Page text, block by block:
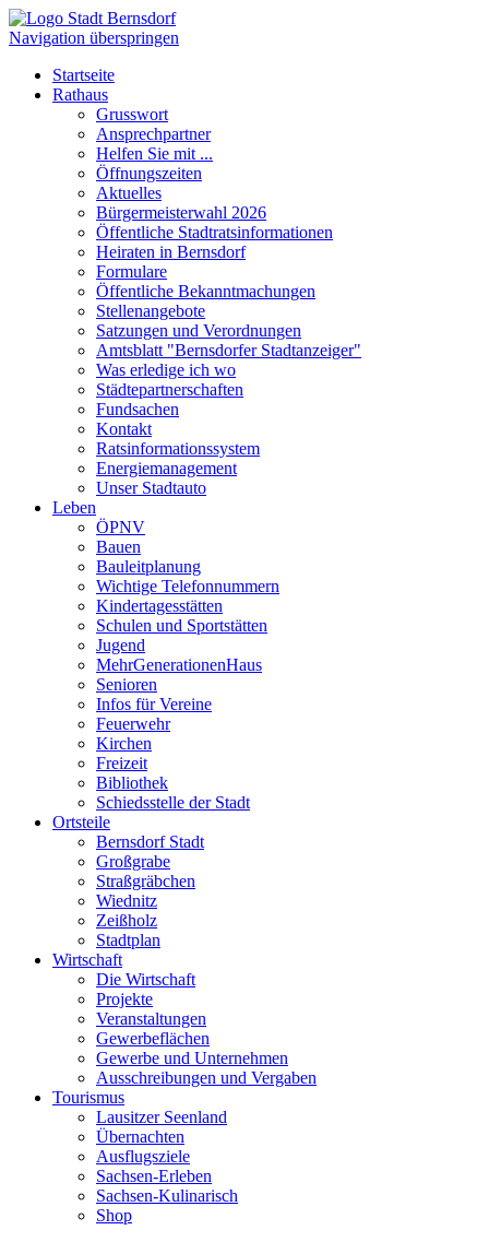
Navigation überspringen
Startseite
Rathaus
Grusswort
Ansprechpartner
Helfen Sie mit ...
Öffnungszeiten
Aktuelles
Bürgermeisterwahl 2026
Öffentliche Stadtratsinformationen
Heiraten in Bernsdorf
Formulare
Öffentliche Bekanntmachungen
Stellenangebote
Satzungen und Verordnungen
Amtsblatt "Bernsdorfer Stadtanzeiger"
Was erledige ich wo
Städtepartnerschaften
Fundsachen
Kontakt
Ratsinformationssystem
Energiemanagement
Unser Stadtauto
Leben
ÖPNV
Bauen
Bauleitplanung
Wichtige Telefonnummern
Kindertagesstätten
Schulen und Sportstätten
Jugend
MehrGenerationenHaus
Senioren
Infos für Vereine
Feuerwehr
Kirchen
Freizeit
Bibliothek
Schiedsstelle der Stadt
Ortsteile
Bernsdorf Stadt
Großgrabe
Straßgräbchen
Wiednitz
Zeißholz
Stadtplan
Wirtschaft
Die Wirtschaft
Projekte
Veranstaltungen
Gewerbeflächen
Gewerbe und Unternehmen
Ausschreibungen und Vergaben
Tourismus
Lausitzer Seenland
Übernachten
Ausflugsziele
Sachsen-Erleben
Sachsen-Kulinarisch
Shop